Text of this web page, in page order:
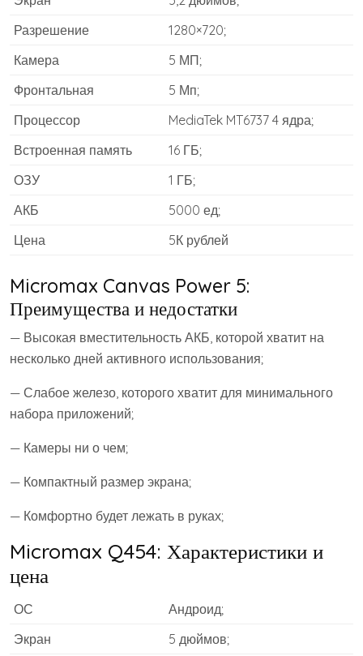
Разрешение
1280×720;
Камера
5 МП;
Фронтальная
5 Мп;
Процессор
MediaTek MT6737 4 ядра;
Встроенная память
16 ГБ;
ОЗУ
1 ГБ;
АКБ
5000 ед;
Цена
5К рублей
Micromax Canvas Power 5:
Преимущества и недостатки
— Высокая вместительность АКБ, которой хватит на
несколько дней активного использования;
— Слабое железо, которого хватит для минимального
набора приложений;
— Камеры ни о чем;
— Компактный размер экрана;
— Комфортно будет лежать в руках;
Micromax Q454: Характеристики и
цена
ОС
Андроид;
Экран
5 дюймов;